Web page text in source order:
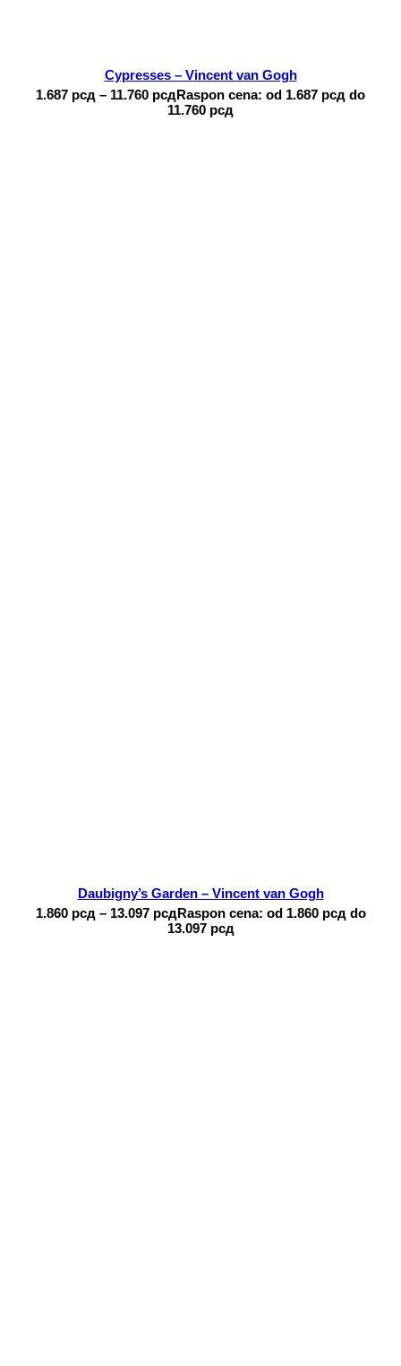
Cypresses – Vincent van Gogh
1.687 рсд – 11.760 рсдRaspon cena: od 1.687 рсд do
11.760 рсд
Daubigny’s Garden – Vincent van Gogh
1.860 рсд – 13.097 рсдRaspon cena: od 1.860 рсд do
13.097 рсд